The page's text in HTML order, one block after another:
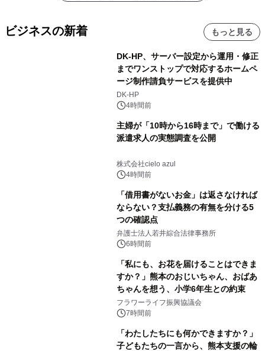
ビジネスの新着 もっと見る
DK-HP、サーバー設定から運用・修正
までワンストップで対応するホームペ
ージ制作請負サービスを提供中
DK-HP
4時間前
主婦が「10時から16時まで」で働ける
派遣求人の実態調査を公開
株式会社cielo azul
4時間前
「借用書がないお金」は返さなければ
ならない？支払義務の有無を分ける5
つの確認点
弁護士法人若井綜合法律事務所
6時間前
「私にも、お花を届けることはできま
すか？」熊本のおじいちゃん、おばあ
ちゃんを想う、小学6年生との約束
フラワーライフ振興協議会
7時間前
「わたしたちにも何かできますか？」
子どもたちの一言から、熊本支援の輪